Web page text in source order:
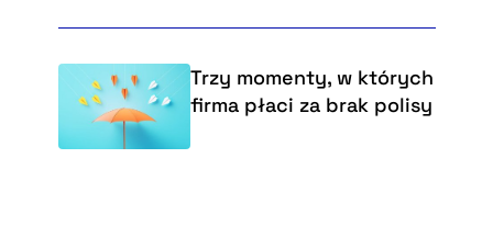
Trzy momenty, w których
firma płaci za brak polisy